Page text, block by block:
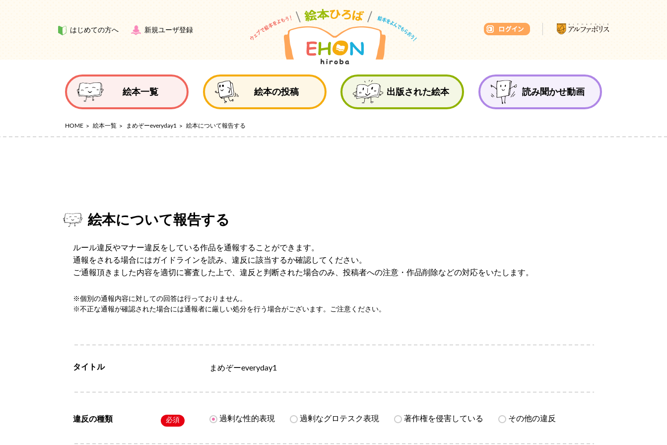
はじめての方へ 新規ユーザ登録
絵本一覧 絵本の投稿 出版された絵本 読み聞かせ動画
HOME 絵本一覧 まめぞーeveryday1 絵本について報告する
絵本について報告する
ルール違反やマナー違反をしている作品を通報することができます。
通報をされる場合にはガイドラインを読み、違反に該当するか確認してください。
ご通報頂きました内容を適切に審査した上で、違反と判断された場合のみ、投稿者への注意・作品削除などの対応をいたします。
※個別の通報内容に対しての回答は行っておりません。
※不正な通報が確認された場合には通報者に厳しい処分を行う場合がございます。ご注意ください。
タイトル まめぞーeveryday1
違反の種類 必須 過剰な性的表現 過剰なグロテスク表現 著作権を侵害している その他の違反